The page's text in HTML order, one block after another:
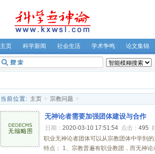
主页 科学新闻 社会生活 学术争鸣 论文集锦
无神论坛
当前位置: 主页 > 宗教问题 >
无神论者需要加强团体建设与合作
日期： 2020-03-10 17:51:54 点击： 495
职业无神论者团体可以从宗教团体中学到
特点： 1、宗教普遍有职业教团，而无神